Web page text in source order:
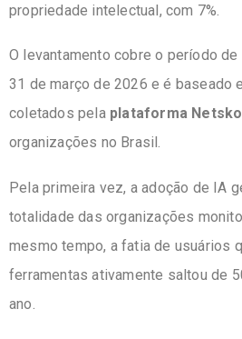
propriedade intelectual, com 7%.
O levantamento cobre o período
31 de março de 2026 e é baseado
coletados pela plataforma
organizações no Brasil.
Pela primeira vez, a adoção de IA
totalidade das organizações
mesmo tempo, a fatia de usuários
ferramentas ativamente saltou de
ano.